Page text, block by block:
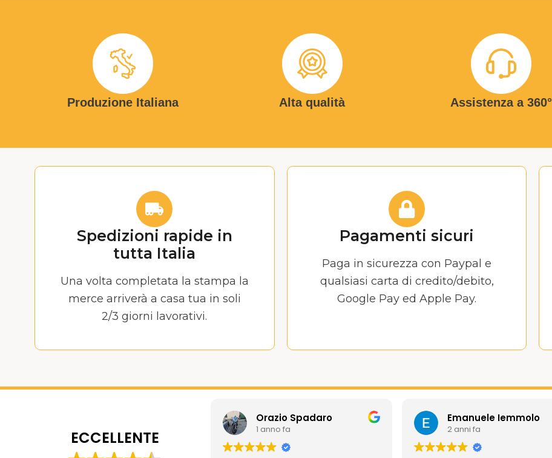
Produzione Italiana Alta qualità Assistenza a 360°
Spedizioni rapide in
tutta Italia
Una volta completata la stampa la
merce arriverà a casa tua in soli
2/3 giorni lavorativi.
Pagamenti sicuri
Paga in sicurezza con Paypal e
qualsiasi carta di credito/debito,
Google Pay ed Apple Pay.
ECCELLENTE
Orazio Spadaro
1 anno fa
Emanuele Iemmolo
2 anni fa